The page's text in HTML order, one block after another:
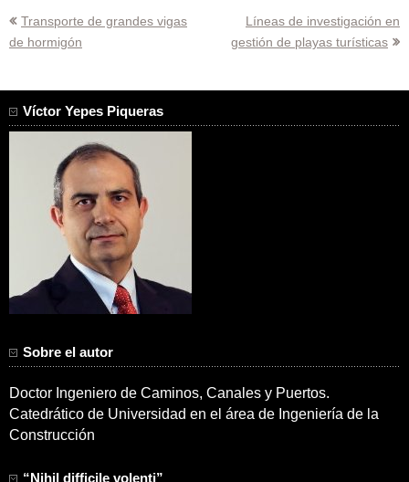
Navegación
de
Transporte de grandes vigas
de hormigón
Líneas de investigación en
gestión de playas turísticas
Víctor Yepes Piqueras
Sobre el autor
Doctor Ingeniero de Caminos, Canales y Puertos.
Catedrático de Universidad en el área de Ingeniería de la
Construcción
“Nihil difficile volenti”